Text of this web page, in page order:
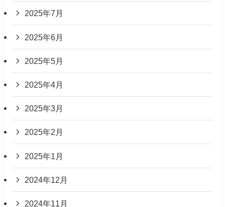
2025年7月
2025年6月
2025年5月
2025年4月
2025年3月
2025年2月
2025年1月
2024年12月
2024年11月